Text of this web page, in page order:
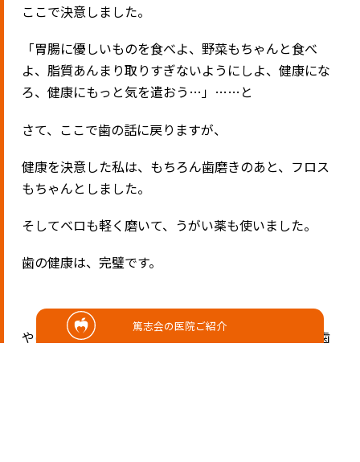
篤志会の医院ご紹介
ここで決意しました。
「胃腸に優しいものを食べよ、野菜もちゃんと食べ
よ、脂質あんまり取りすぎないようにしよ、健康にな
ろ、健康にもっと気を遣おう…」……と
さて、ここで歯の話に戻りますが、
健康を決意した私は、もちろん歯磨きのあと、フロス
もちゃんとしました。
そしてベロも軽く磨いて、うがい薬も使いました。
歯の健康は、完璧です。
やはり歯の健康を気をつけようと思ったら、毎日の歯